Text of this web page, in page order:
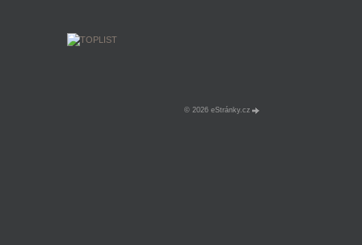
© 2026 eStránky.cz